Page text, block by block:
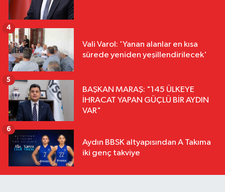
Vali Varol: 'Yanan alanlar en kısa
sürede yeniden yeşillendirilecek'
4
BAŞKAN MARAŞ: "145 ÜLKEYE
İHRACAT YAPAN GÜÇLÜ BİR AYDIN
VAR"
5
Aydın BBSK altyapısından A Takıma
iki genç takviye
6